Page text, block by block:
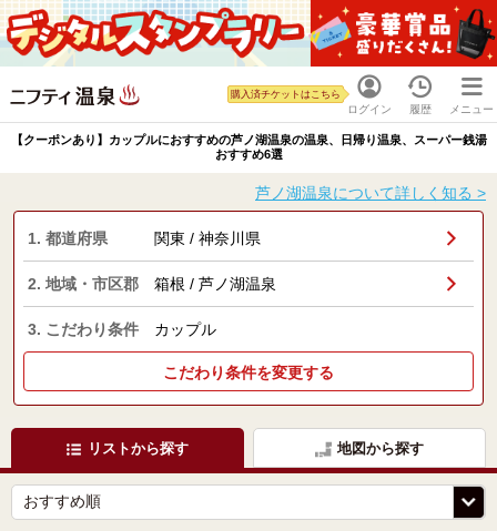
ログイン
購入済チケットはこちら
履歴 メニュー
【クーポンあり】カップルにおすすめの芦ノ湖温泉の温泉、日帰り温泉、スーパー銭湯
おすすめ6選
芦ノ湖温泉について詳しく知る >
1. 都道府県 関東 / 神奈川県
2. 地域・市区郡 箱根 / 芦ノ湖温泉
3. こだわり条件 カップル
こだわり条件を変更する
リストから探す 地図から探す